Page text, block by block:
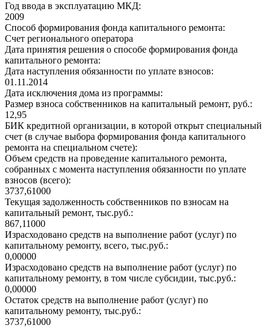
Год ввода в эксплуатацию МКД:
2009
Способ формирования фонда капитального ремонта:
Счет регионального оператора
Дата принятия решения о способе формирования фонда
капитального ремонта:
Дата наступления обязанности по уплате взносов:
01.11.2014
Дата исключения дома из программы:
Размер взноса собственников на капитальный ремонт, руб.:
12,95
БИК кредитной организации, в которой открыт специальный
счет (в случае выбора формирования фонда капитального
ремонта на специальном счете):
Объем средств на проведение капитального ремонта,
собранных с момента наступления обязанности по уплате
взносов (всего):
3737,61000
Текущая задолженность собственников по взносам на
капитальный ремонт, тыс.руб.:
867,11000
Израсходовано средств на выполнение работ (услуг) по
капитальному ремонту, всего, тыс.руб.:
0,00000
Израсходовано средств на выполнение работ (услуг) по
капитальному ремонту, в том числе субсидии, тыс.руб.:
0,00000
Остаток средств на выполнение работ (услуг) по
капитальному ремонту, тыс.руб.:
3737,61000